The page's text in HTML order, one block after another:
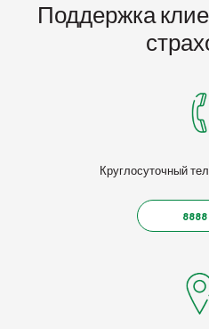
Поддержка
Круглосуточный
8888